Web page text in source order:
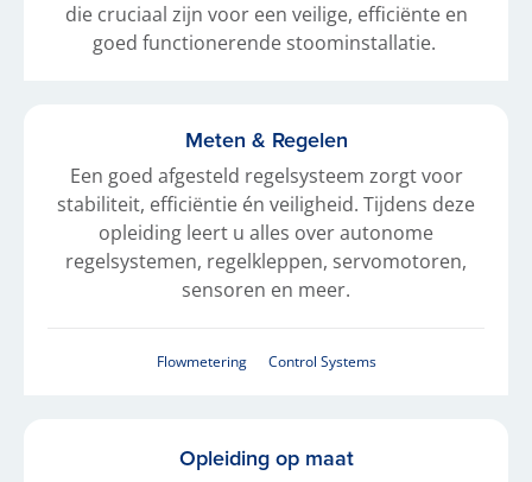
die cruciaal zijn voor een veilige, efficiënte en
goed functionerende stoominstallatie.
Meten & Regelen
Een goed afgesteld regelsysteem zorgt voor
stabiliteit, efficiëntie én veiligheid. Tijdens deze
opleiding leert u alles over autonome
regelsystemen, regelkleppen, servomotoren,
sensoren en meer.
Flowmetering Control Systems
Opleiding op maat